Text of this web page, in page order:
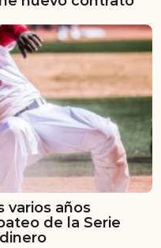
varios años
de la Serie